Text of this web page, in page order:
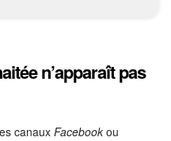
n’apparaît pas
canaux Facebook ou